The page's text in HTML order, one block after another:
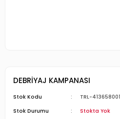
DEBRİYAJ KAMPANASI
Stok Kodu
TRL-413658001
Stok Durumu
Stokta Yok